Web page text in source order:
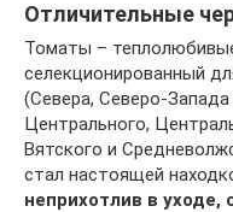
Отличительные
Томаты –
селекционированный
(Севера, Северо-
Центрального,
Вятского и
стал настоящей
неприхотлив в